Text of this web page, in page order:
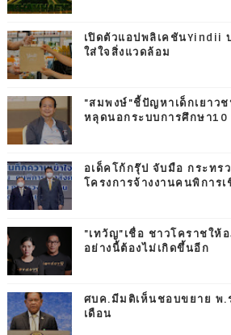
เปิดตัวแอปพลิเคชันYindii
ใส่ใจสิ่งแวดล้อม
"สมพงษ์"ชี้ปัญหาเด็กเยาว
หลุดนอกระบบการศึกษา
อเด็คโก้กรุ๊ป จับมือ กระทรว
โครงการจ้างงานคนพิการเ
"เทวัญ"เชื่อ ชาวโคราชให้
อย่างนี้ต้องไม่เกิดขึ้นอีก
ศบค.มีมติเห็นชอบขยาย พ.
เดือน